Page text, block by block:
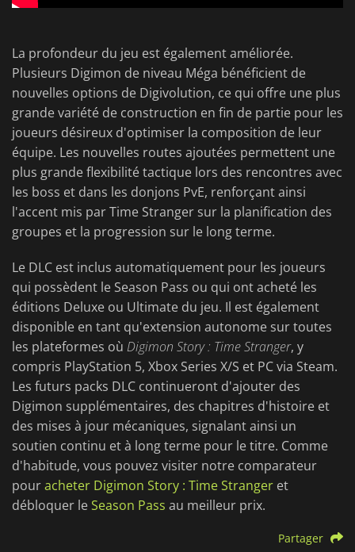
La profondeur du jeu est également améliorée.
Plusieurs Digimon de niveau Méga bénéficient de
nouvelles options de Digivolution, ce qui offre une plus
grande variété de construction en fin de partie pour les
joueurs désireux d'optimiser la composition de leur
équipe. Les nouvelles routes ajoutées permettent une
plus grande flexibilité tactique lors des rencontres avec
les boss et dans les donjons PvE, renforçant ainsi
l'accent mis par Time Stranger sur la planification des
groupes et la progression sur le long terme.
Le DLC est inclus automatiquement pour les joueurs
qui possèdent le Season Pass ou qui ont acheté les
éditions Deluxe ou Ultimate du jeu. Il est également
disponible en tant qu'extension autonome sur toutes
les plateformes où Digimon Story : Time Stranger, y
compris PlayStation 5, Xbox Series X/S et PC via Steam.
Les futurs packs DLC continueront d'ajouter des
Digimon supplémentaires, des chapitres d'histoire et
des mises à jour mécaniques, signalant ainsi un
soutien continu et à long terme pour le titre. Comme
d'habitude, vous pouvez visiter notre comparateur
pouracheter Digimon Story : Time Stranger et
débloquer leSeason Pass au meilleur prix.
Partager